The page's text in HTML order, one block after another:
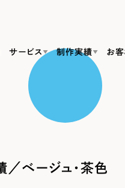
サービス 制作実績
実績の中か
お客
報をご紹介し
／ベージュ・茶色